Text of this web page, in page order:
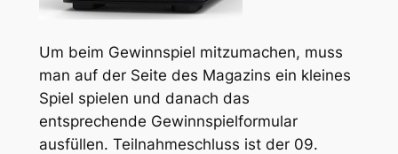
Um beim Gewinnspiel mitzumachen, muss
man auf der Seite des Magazins ein kleines
Spiel spielen und danach das
entsprechende Gewinnspielformular
ausfüllen. Teilnahmeschluss ist der 09.